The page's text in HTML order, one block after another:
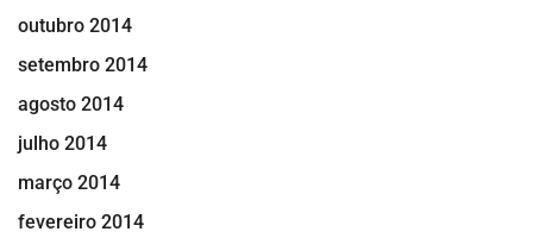
outubro 2014
setembro 2014
agosto 2014
julho 2014
março 2014
fevereiro 2014